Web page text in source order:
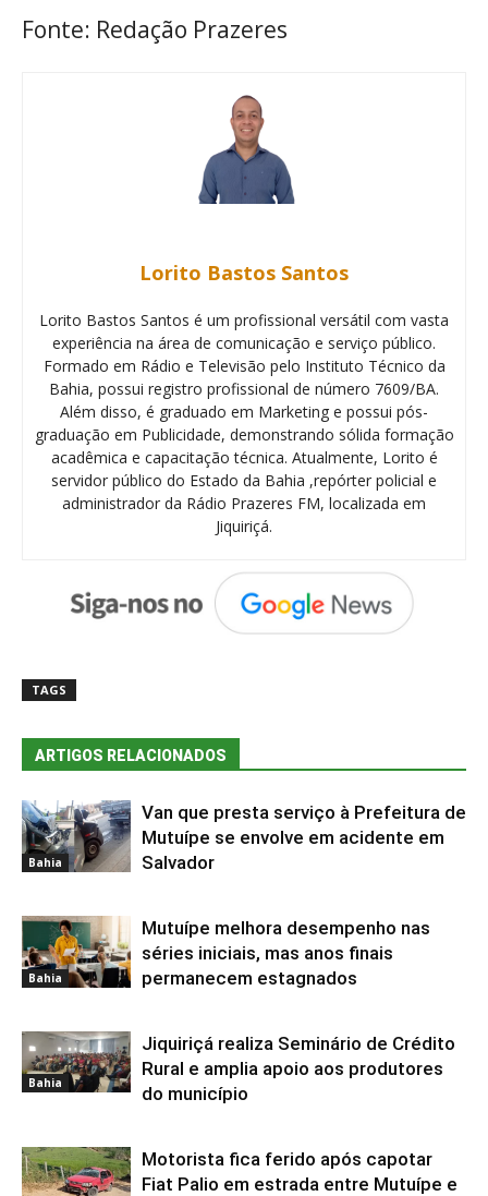
Fonte: Redação Prazeres
Lorito Bastos Santos
Lorito Bastos Santos é um profissional versátil com vasta
experiência na área de comunicação e serviço público.
Formado em Rádio e Televisão pelo Instituto Técnico da
Bahia, possui registro profissional de número 7609/BA.
Além disso, é graduado em Marketing e possui pós-
graduação em Publicidade, demonstrando sólida formação
acadêmica e capacitação técnica. Atualmente, Lorito é
servidor público do Estado da Bahia ,repórter policial e
administrador da Rádio Prazeres FM, localizada em
Jiquiriçá.
TAGS
ARTIGOS RELACIONADOS
Bahia
Van que presta serviço à Prefeitura de
Mutuípe se envolve em acidente em
Salvador
Bahia
Mutuípe melhora desempenho nas
séries iniciais, mas anos finais
permanecem estagnados
Bahia
Jiquiriçá realiza Seminário de Crédito
Rural e amplia apoio aos produtores
do município
Motorista fica ferido após capotar
Fiat Palio em estrada entre Mutuípe e